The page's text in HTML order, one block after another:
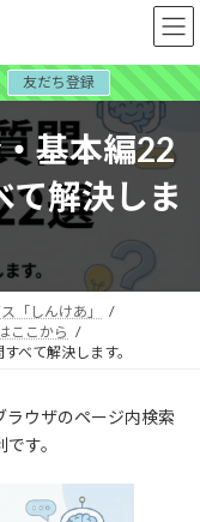
友だち登録
基本編22
て解決しま
「しんけあ」
ここから
べて解決します。
ウザのページ内検索
す。